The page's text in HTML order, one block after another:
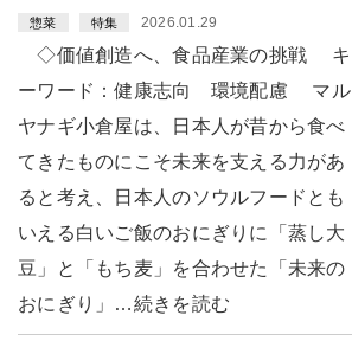
惣菜 特集 2026.01.29
◇価値創造へ、食品産業の挑戦 キ
ーワード：健康志向 環境配慮 マル
ヤナギ小倉屋は、日本人が昔から食べ
てきたものにこそ未来を支える力があ
ると考え、日本人のソウルフードとも
いえる白いご飯のおにぎりに「蒸し大
豆」と「もち麦」を合わせた「未来の
おにぎり」…続きを読む